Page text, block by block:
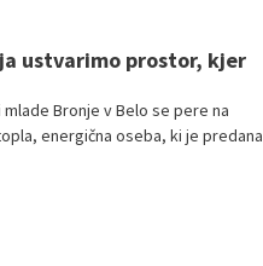
ustvarimo prostor, kjer
Bronje v Belo se pere na
energična oseba, ki je predana